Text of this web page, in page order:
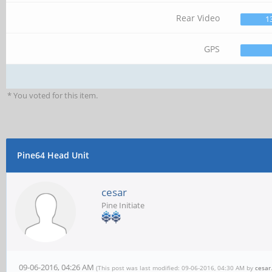
Rear Video
GPS
* You voted for this item.
Pine64 Head Unit
cesar
Pine Initiate
09-06-2016, 04:26 AM (This post was last modified: 09-06-2016, 04:30 AM by cesar